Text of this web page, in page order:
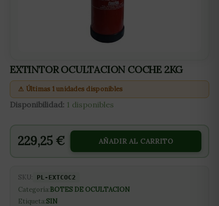
EXTINTOR OCULTACION COCHE 2KG
⚠ Últimas 1 unidades disponibles
Disponibilidad: 1 disponibles
229,25 € AÑADIR AL CARRITO
SKU: PL-EXTCOC2
Categoría:BOTES DE OCULTACION
Etiqueta:SIN